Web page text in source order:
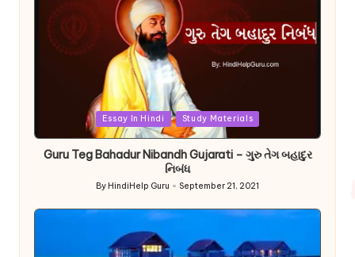
Essay In Hindi Study Materials
Guru Teg Bahadur Nibandh Gujarati – ગુરુ તેગ બહાદુર
નિબંધ
Posted
By HindiHelp Guru September 21, 2021